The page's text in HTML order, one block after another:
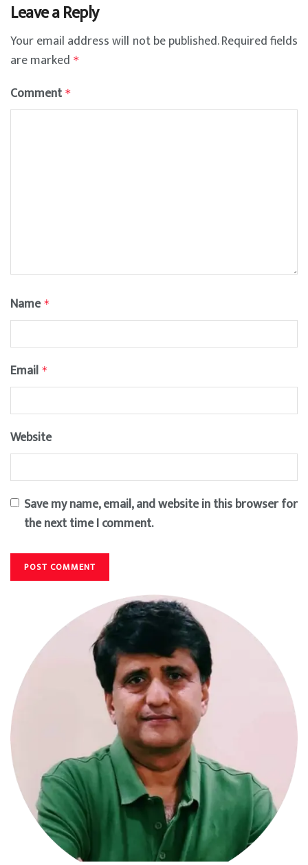
Leave a Reply
Your email address will not be published.Required fields
are marked *
Comment *
Name *
Email *
Website
Save my name, email, and website in this browser for
the next time I comment.